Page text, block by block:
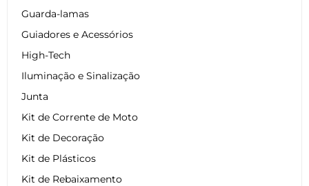
Guarda-lamas
Guiadores e Acessórios
High-Tech
Iluminação e Sinalização
Junta
Kit de Corrente de Moto
Kit de Decoração
Kit de Plásticos
Kit de Rebaixamento